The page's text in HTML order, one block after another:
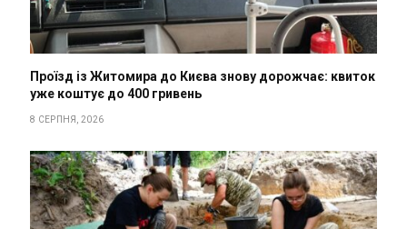
Проїзд із Житомира до Києва знову дорожчає: квиток
уже коштує до 400 гривень
8 СЕРПНЯ, 2026